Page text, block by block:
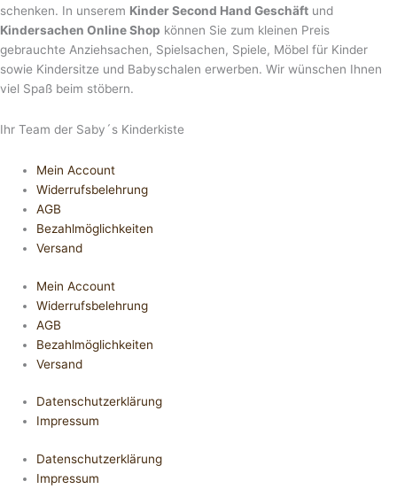
schenken. In unserem Kinder Second Hand Geschäft und
Kindersachen Online Shop können Sie zum kleinen Preis
gebrauchte Anziehsachen, Spiel­sachen, Spiele, Möbel für Kinder
sowie Kindersitze und Babyschalen erwerben. Wir wünschen Ihnen
viel Spaß beim stöbern.
Ihr Team der Saby´s Kinderkiste
Mein Account
Widerrufsbelehrung
AGB
Bezahlmöglichkeiten
Versand
Mein Account
Widerrufsbelehrung
AGB
Bezahlmöglichkeiten
Versand
Datenschutzerklärung
Impressum
Datenschutzerklärung
Impressum